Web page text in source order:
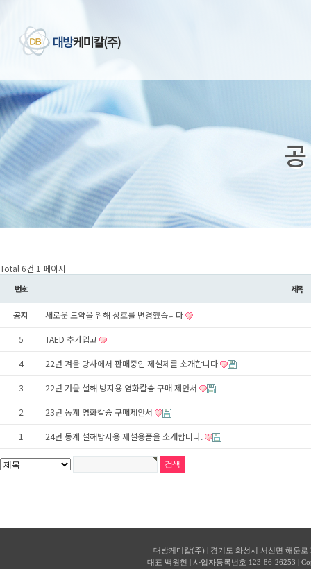
Total 6건 1 페이지
번호 제목
공지 새로운 도약을 위해 상호를 변경했습니다
5 TAED 추가입고
4 22년 겨울 당사에서 판매중인 제설제를 소개합니다
3 22년 겨울 설해 방지용 염화칼슘 구매 제안서
2 23년 동계 염화칼슘 구매제안서
1 24년 동계 설해방지용 제설용품을 소개합니다.
대방케미칼(주) | 경기도 화성시 서신면 해운
대표 백원현 | 사업자등록번호 123-86-26253 |